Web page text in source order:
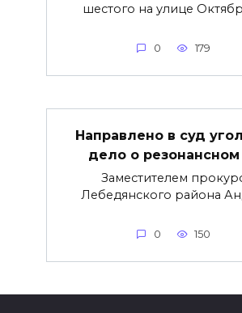
шестого на улице
0 179
Направлено в суд
дело о
Заместителем
Лебедянского района
0 150